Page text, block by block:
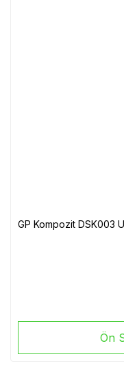
GP Kompozit DSK003
Ön